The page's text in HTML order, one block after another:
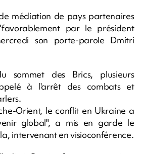
médiation de pays partenaires
par le président
son porte-parole Dmitri
sommet des Brics, plusieurs
à l'arrêt des combats et
Orient, le conflit en Ukraine a
global", a mis en garde le
intervenant en visioconférence.